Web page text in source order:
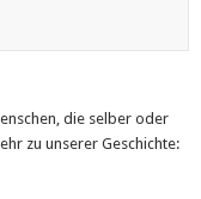
die selber oder
zu unserer Geschichte: